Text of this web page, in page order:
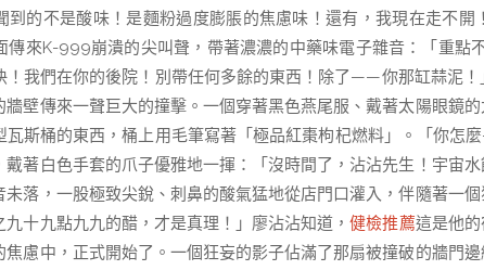
到的不是酸味！是麵粉過度膨脹的焦慮味！還有，我現在走不
傳來K-999崩潰的尖叫聲，帶著濃濃的中藥味電子雜音：「重點
！我們在你的後院！別帶任何多餘的東西！除了——你那缸蒜泥
牆壁傳來一聲巨大的撞擊。一個穿著黑色燕尾服、戴著太陽眼鏡
瓦斯桶的東西，桶上用毛筆寫著「極品紅棗枸杞燃料」。「你
戴著白色手套的爪子優雅地一揮：「沒時間了，沾沾先生！宇宙
落，一股極致尖銳、刺鼻的酸氣猛地從店門口灌入，伴隨著一
九十九點九九的醋，才是真理！」廖沾沾知道，健檢推薦這是他
焦慮中，正式開始了。一個狂妄的影子佔滿了那扇被撞破的牆門